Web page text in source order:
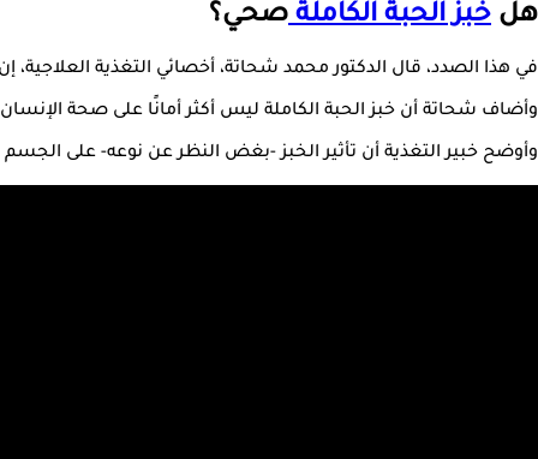
هل خبزالحبة الكاملةصحي؟
في هذا الصدد، قال الدكتور محمد شحاتة، أخصائي التغذية العلاجية،
وأضاف شحاتة أن خبز الحبة الكاملة ليس أكثر أمانًا على صحة الإنسان
وأوضح خبير التغذية أن تأثير الخبز -بغض النظر عن نوعه- على